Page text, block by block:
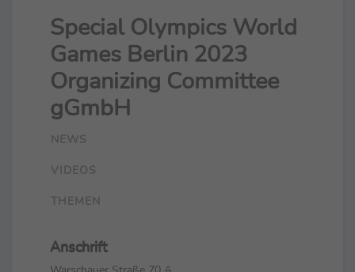
Special Olympics World
Games Berlin 2023
Organizing Committee
gGmbH
NEWS
VIDEOS
THEMEN
Anschrift